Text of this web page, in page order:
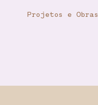
Projetos e Obras